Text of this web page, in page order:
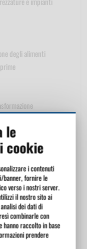
degli alimenti
e prodotti finiti
dei prodotti
le
cookie
i contenuti
banner, fornire le
verso i nostri server.
il nostro sito ai
dei dati di
combinarle con
raccolto in base
prendere